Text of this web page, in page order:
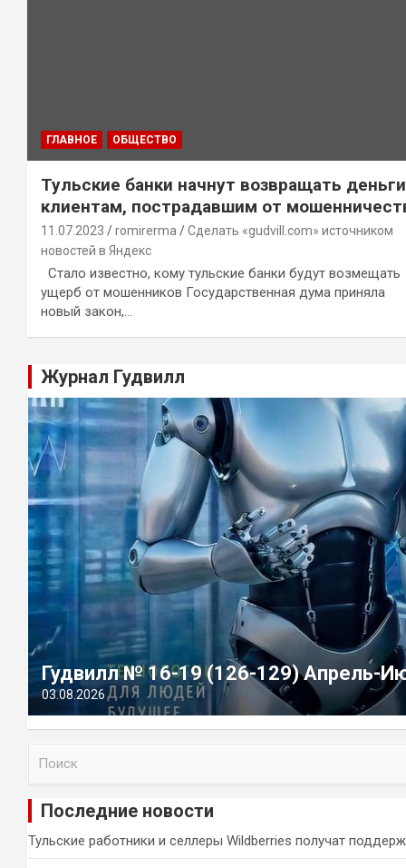
ГЛАВНОЕ ОБЩЕСТВО
Тульские банки начнут возвращать деньги
клиентам, пострадавшим от
11.07.2023 romirerma
Сделать «gudvill.com» источником
новостей в Яндекс
Стало известно, кому тульские банки будут возмещать
ущерб от мошенников Государственная дума приняла
новый закон,…
Журнал Гудвилл
Гудвилл № 16-19 (126-129) Апрель-
03.08.2026
и
Последние новости
Тульские работники и селлеры Wildberries получат